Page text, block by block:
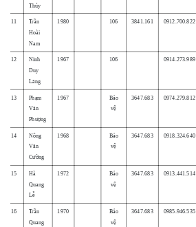
Thúy
11
Trần
Hoài
Nam
1980 106 3841.161 0912.700.822
12 Ninh
Duy
Lăng
1967 106 0914.273.989
13
Phạm
Văn
Phượng
1967
Bảo
vệ
3647.683 0974.279.812
14 Nông
Văn
Cường
1968 Bảo
vệ
3647.683 0918.324.640
15 Hà
Quang
Lễ
1972 Bảo
vệ
3647.683 0913.441.514
16 Trần
Quang
1970 Bảo
vệ
3647.683 0985.946.535